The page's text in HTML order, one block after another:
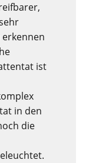
ist
in den
die